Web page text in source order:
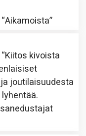
Aikamoista”
Kiitos kivoista
joutilaisuudesta